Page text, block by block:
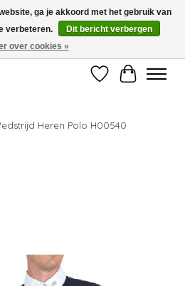
het nummer 011/60.67.34 ofciba@skynet.be
Verlanglijst
Heren Polo H00540
ga je akkoord met het gebruik van
verbeteren.
Dit bericht verbergen
over cookies »